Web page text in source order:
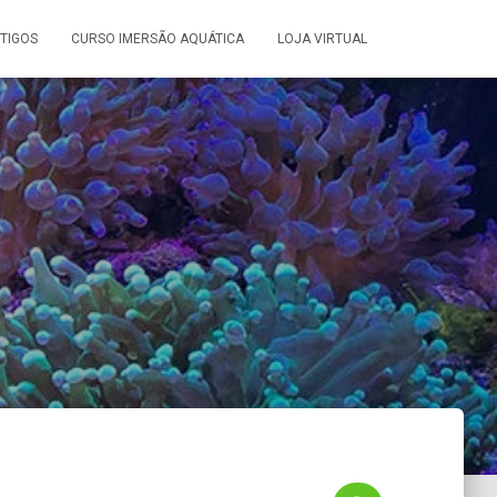
CURSO IMERSÃO AQUÁTICA LOJA VIRTUAL